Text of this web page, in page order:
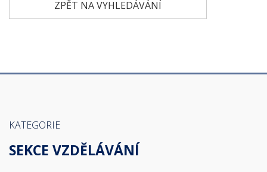
ZPĚT NA VYHLEDÁVÁNÍ
KATEGORIE
SEKCE VZDĚLÁVÁNÍ